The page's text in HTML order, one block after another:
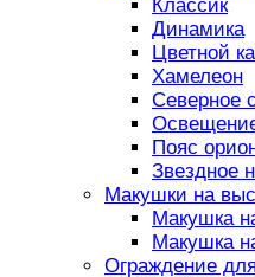
Классик
Динамика
Цветной
Хамелеон
Северное
Пояс
Звездное
Макушки на
Макушка
Макушка
Ограждение